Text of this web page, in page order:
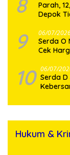
8
Parah,
Depok
9 06/07/
Serda O
Cek
10 06/07/
Serda
Hukum &